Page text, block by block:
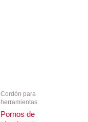
Cordón para
herramientas
Pornos de